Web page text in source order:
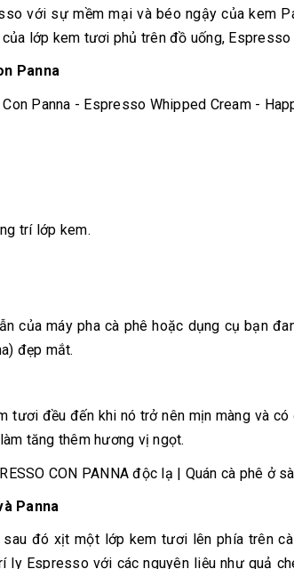
với sự mềm mại và béo ngậy của kem
lớp kem tươi phủ trên đồ uống, Espresso
Panna
trí lớp kem.
của máy pha cà phê hoặc dụng cụ bạn
đẹp mắt.
tươi đều đến khi nó trở nên mịn màng và
tăng thêm hương vị ngọt.
Panna
đó xịt một lớp kem tươi lên phía trên
ly Espresso với các nguyên liệu như quả